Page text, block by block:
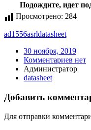
Подождите, идет
Просмотрено: 284
ad1556asrldatasheet
30 ноября, 2019
Комментариев нет
Администратор
datasheet
Добавить
Для отправки